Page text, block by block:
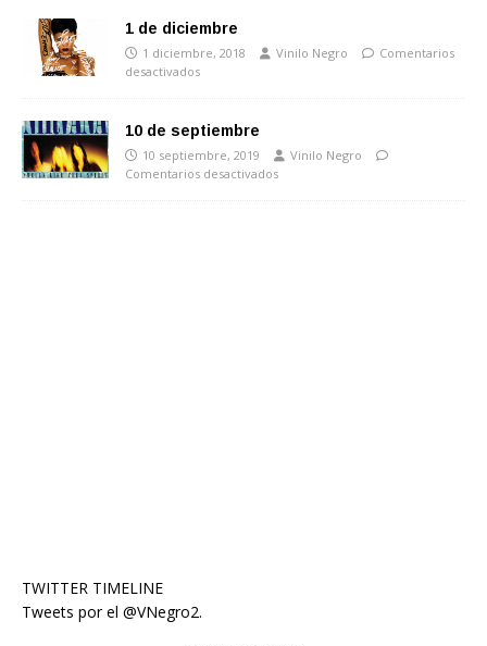
1 de diciembre
1 diciembre, 2018 Vinilo Negro
Comentarios
desactivados
10 de septiembre
10 septiembre, 2019
Vinilo Negro
Comentarios desactivados
TWITTER TIMELINE
Tweets por el @VNegro2.